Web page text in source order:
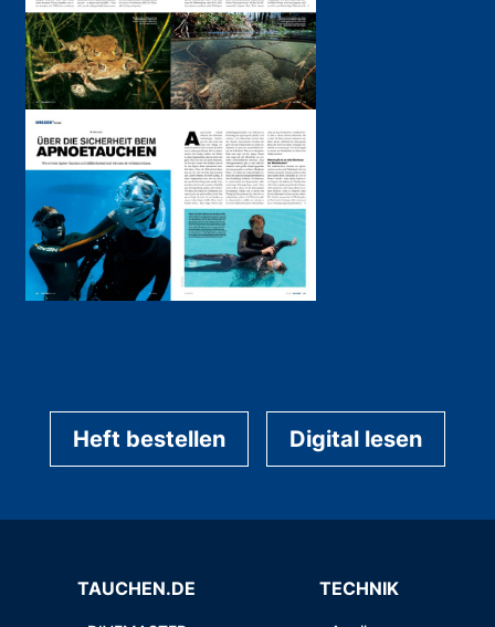
Heft bestellen Digital lesen
TAUCHEN.DE TECHNIK